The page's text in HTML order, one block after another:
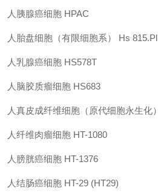
人胰腺癌细胞 HPAC
人胎盘细胞（有限细胞系） Hs 815.Pl
人乳腺癌细胞 HS578T
人脑胶质瘤细胞 HS683
人真皮成纤维细胞（原代细胞永生化）
人纤维肉瘤细胞 HT-1080
人膀胱癌细胞 HT-1376
人结肠癌细胞 HT-29 (HT29)